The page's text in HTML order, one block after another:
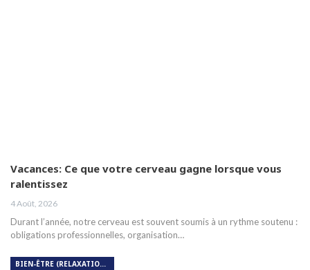
Vacances: Ce que votre cerveau gagne lorsque vous
ralentissez
4 Août, 2026
Durant l’année, notre cerveau est souvent soumis à un rythme soutenu :
obligations professionnelles, organisation…
BIEN-ÊTRE (RELAXATION, MÉDITATION, SOIN DU CORPS)